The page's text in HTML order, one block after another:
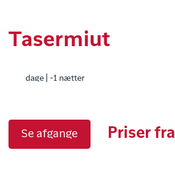
Tasermiut
dage | -1 nætter
Se afgange Priser fra